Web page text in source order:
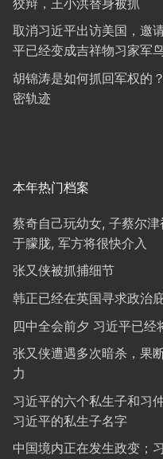
取消习近平出访美国，邀
平已经变成吉祥物习家军
胡锦涛是如何抓回军权的
密轨迹
本年热门档案
蔡奇自己玩幼女, 子蔡尔
于朦胧, 军方将很快介入
张又侠被抓捕细节
韩正已经在英国寻求政治
四中全会前夕 习近平已
张又侠遭遇多次暗杀，果
力
习近平的六个私生子和习
习近平的私生子名字
中国境内正在发生政变；